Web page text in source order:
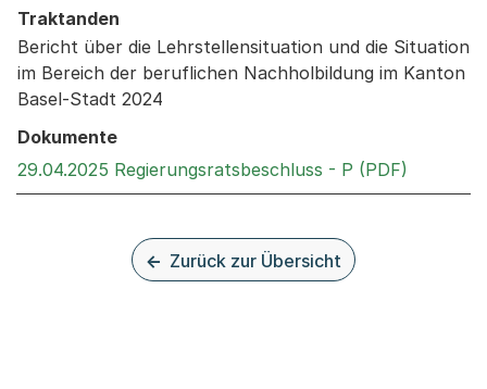
Traktanden
Bericht über die Lehrstellensituation und die Situation
im Bereich der beruflichen Nachholbildung im Kanton
Basel-Stadt 2024
Dokumente
29.04.2025 Regierungsratsbeschluss - P (PDF)
Zurück zur Übersicht